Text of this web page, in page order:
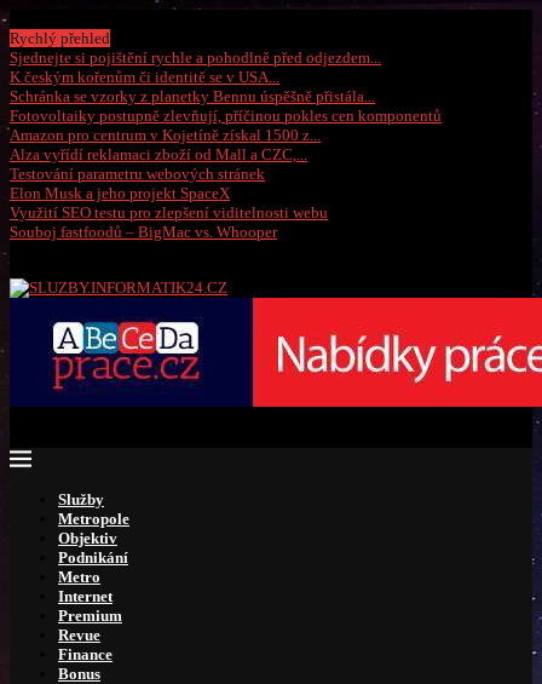
Rychlý přehled
Sjednejte si pojištění rychle a pohodlně před odjezdem...
K českým kořenům či identitě se v USA...
Schránka se vzorky z planetky Bennu úspěšně přistála...
Fotovoltaiky postupně zlevňují, příčinou pokles cen komponentů
Amazon pro centrum v Kojetíně získal 1500 z...
Alza vyřídí reklamaci zboží od Mall a CZC,...
Testování parametru webových stránek
Elon Musk a jeho projekt SpaceX
Využití SEO testu pro zlepšení viditelnosti webu
Souboj fastfoodů – BigMac vs. Whooper
Služby
Metropole
Objektiv
Podnikání
Metro
Internet
Premium
Revue
Finance
Bonus